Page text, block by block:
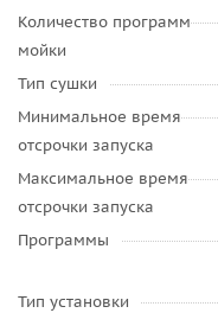
Количество программ
мойки
Тип сушки
Минимальное время
отсрочки запуска
Максимальное время
отсрочки запуска
Программы
Тип установки